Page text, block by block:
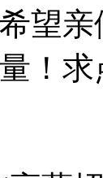
望
！